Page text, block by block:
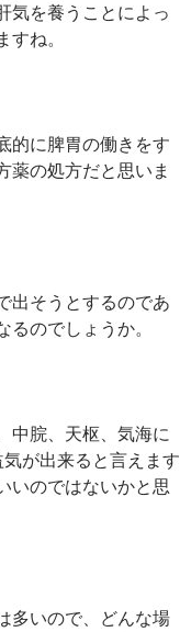
気を養うことによっ
ね。
的に脾胃の働きをす
薬の処方だと思いま
出そうとするのであ
のでしょうか。
中脘、天枢、気海に
が出来ると言えます
いのではないかと思
多いので、どんな場